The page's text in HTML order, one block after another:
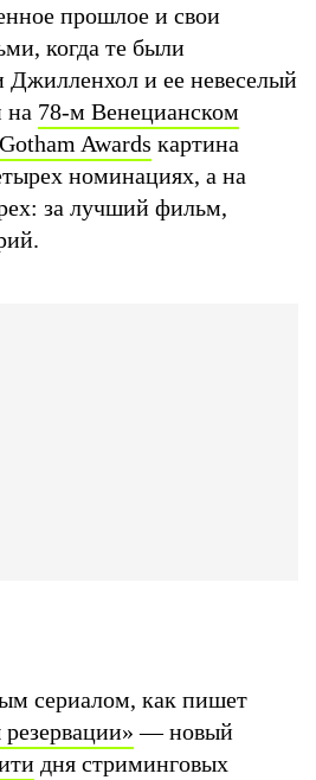
прошлое и свои
когда те были
и ее невеселый
на 78-м Венецианском
Gotham Awards картина
номинациях, а на
за лучший фильм,
сериалом, как пишет
— новый
дня стриминговых